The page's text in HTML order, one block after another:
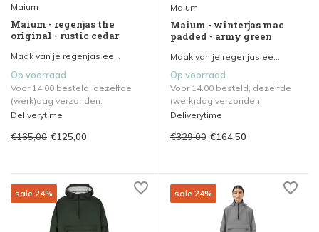
Maium
Maium - regenjas the
original - rustic cedar
Maak van je regenjas ee...
Op voorraad
Voor 14.00 besteld, dezelfde
(werk)dag verzonden.
Deliverytime
€165,00 €125,00
Maium
Maium - winterjas mac
padded - army green
Maak van je regenjas ee...
Op voorraad
Voor 14.00 besteld, dezelfde
(werk)dag verzonden.
Deliverytime
€329,00 €164,50
sale 24% sale 24%